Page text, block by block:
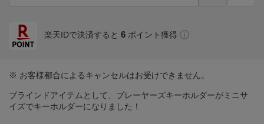
楽天IDで決済すると 6 ポイント獲得
※ お客様都合によるキャンセルはお受けできません。
ブラインドアイテムとして、プレーヤーズキーホルダーがミニサ
イズでキーホルダーになりました！